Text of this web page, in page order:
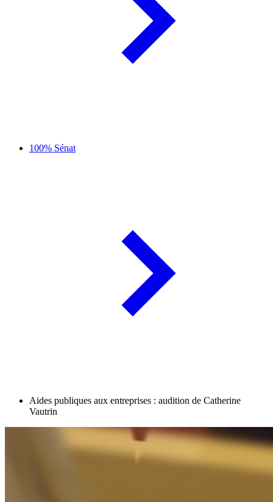
100% Sénat
Aides publiques aux entreprises : audition de Catherine
Vautrin